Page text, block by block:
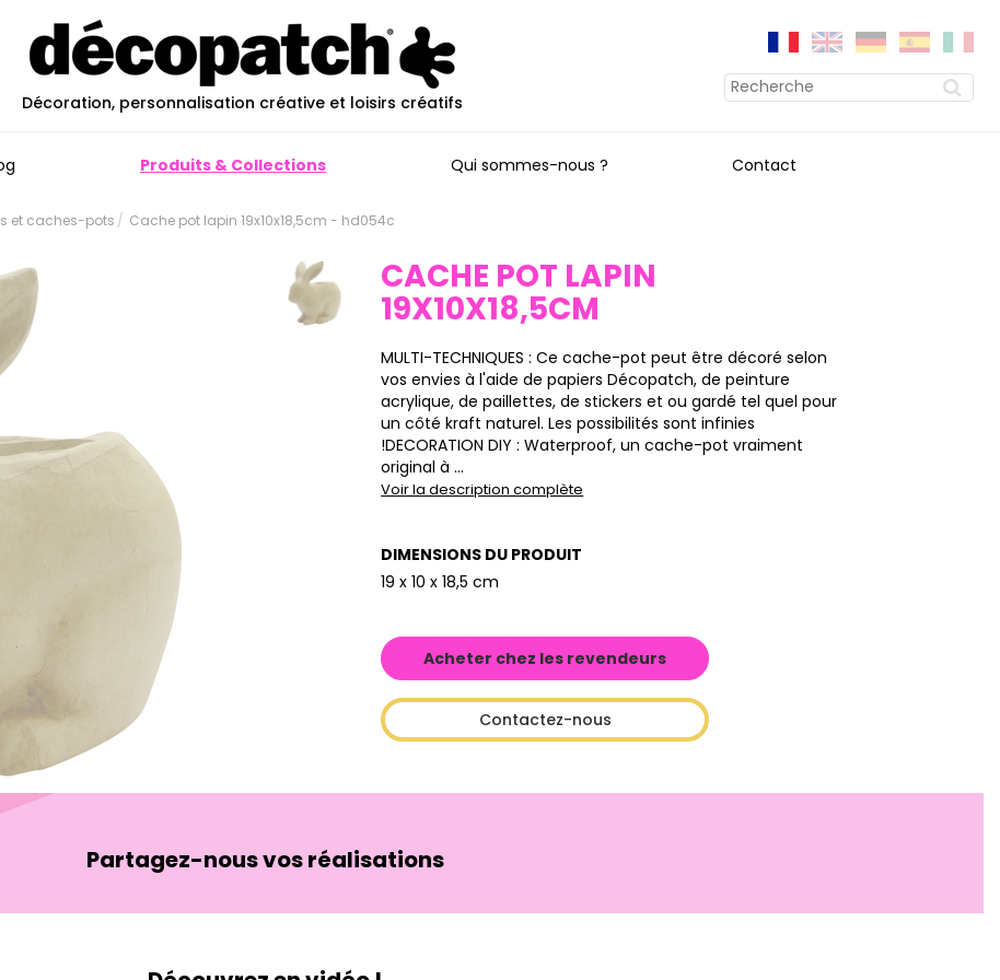
Décoration, personnalisation créative et loisirs créatifs
Produits & Collections Qui sommes-nous ? Contact
et caches-pots Cache pot lapin 19x10x18,5cm - hd054c
CACHE POT LAPIN
19X10X18,5CM
MULTI-TECHNIQUES : Ce cache-pot peut être décoré selon
vos envies à l'aide de papiers Décopatch, de peinture
acrylique, de paillettes, de stickers et ou gardé tel quel pour
un côté kraft naturel. Les possibilités sont infinies
!DECORATION DIY : Waterproof, un cache-pot vraiment
original à ...
Voir la description complète
DIMENSIONS DU PRODUIT
19 x 10 x 18,5 cm
Acheter chez les revendeurs
Contactez-nous
Partagez-nous vos réalisations